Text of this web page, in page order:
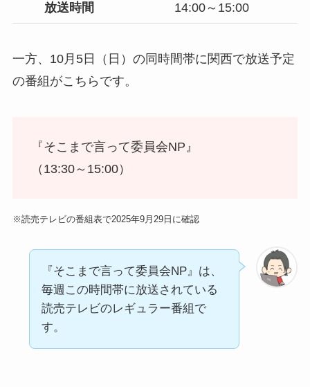
放送時間 14:00～15:00
一方、10月5日（日）の同時間帯に関西で放送予定
の番組がこちらです。
『そこまで言って委員会NP』
（13:30～15:00）
※読売テレビの番組表で2025年9月29日に確認
『そこまで言って委員会NP』は、
毎週この時間帯に放送されている
読売テレビのレギュラー番組で
す。